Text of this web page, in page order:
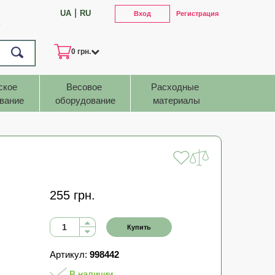
UA RU Вход Регистрация
0 грн.
Весовое
оборудование
Расходные
материалы
255 грн.
Купить
Артикул: 998442